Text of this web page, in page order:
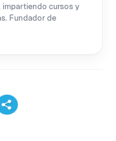
impartiendo cursos y
Fundador de